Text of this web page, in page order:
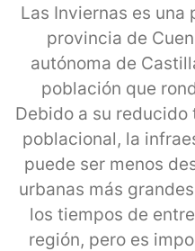
Las Inviernas es una
provincia de
autónoma de
población que
Debido a su
poblacional, la
puede ser menos
urbanas más
los tiempos de
región, pero es